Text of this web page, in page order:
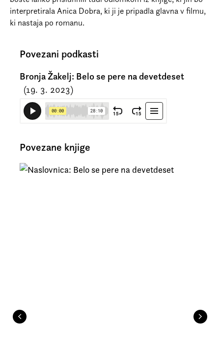
interpretirala Anica Dobra, ki ji je pripadla glavna v filmu,
ki nastaja po romanu.
Povezani podkasti
Bronja Žakelj: Belo se pere na devetdeset
(19. 3. 2023)
Povezane knjige